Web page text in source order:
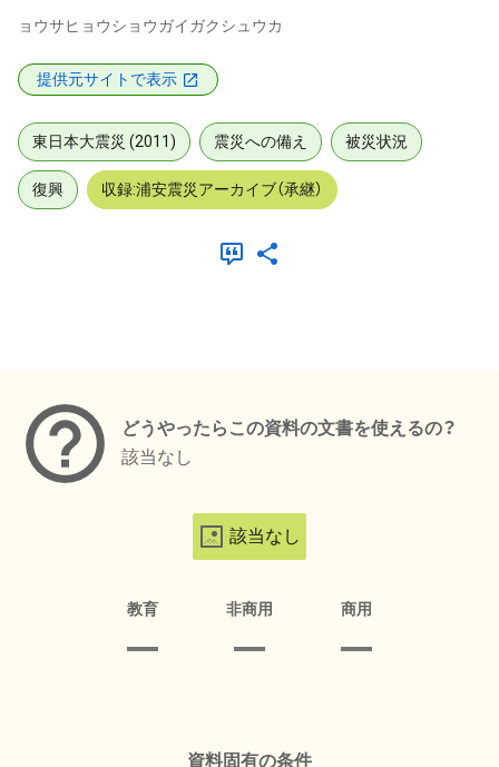
ョウサヒョウショウガイガクシュウカ
提供元サイトで表示
東日本大震災 (2011) 震災への備え 被災状況
復興 収録:浦安震災アーカイブ（承継）
どうやったらこの資料の文書を使えるの？
該当なし
該当なし
教育 非商用 商用
資料固有の条件